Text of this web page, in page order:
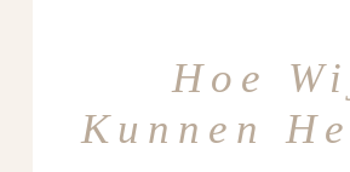
Hoe
Kunnen